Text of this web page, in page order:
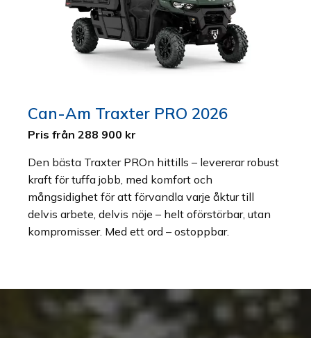
Can-Am Traxter PRO 2026
Pris från 288 900 kr
Den bästa Traxter PROn hittills – levererar robust
kraft för tuffa jobb, med komfort och
mångsidighet för att förvandla varje åktur till
delvis arbete, delvis nöje – helt oförstörbar, utan
kompromisser. Med ett ord – ostoppbar.